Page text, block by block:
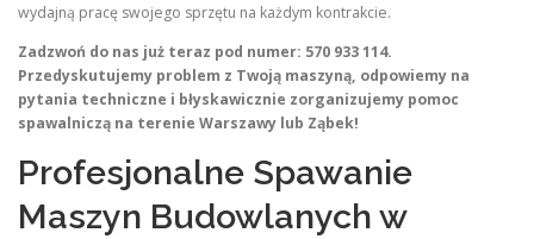
wydajną pracę swojego sprzętu na każdym kontrakcie.
Zadzwoń do nas już teraz pod numer: 570 933 114.
Przedyskutujemy problem z Twoją maszyną, odpowiemy na
pytania techniczne i błyskawicznie zorganizujemy pomoc
spawalniczą na terenie Warszawy lub Ząbek!
Profesjonalne Spawanie
Maszyn Budowlanych w